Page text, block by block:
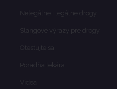
Nelegálne i legálne drogy
Slangové výrazy pre drogy
Otestujte sa
Poradňa lekára
Videa